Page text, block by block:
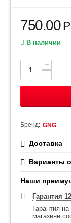
750.00 Р
В наличии
+
−
Бренд: GNG
Доставка
Варианты
Наши
Гарантия
Гарантия
магазине